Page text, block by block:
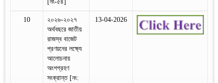
[নং-৫৪]
10
২০২৬-২০২৭
অর্থবছরে জাতীয়
রাজস্ব বাজেট
প্রণয়নের লক্ষ্যে
আলোচনায়
অংশগ্রহণ
সংক্রান্ত [নং:
13-04-2026